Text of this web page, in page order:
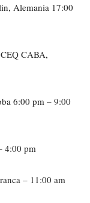
Alemania 17:00
CABA,
6:00 pm – 9:00
4:00 pm
– 11:00 am